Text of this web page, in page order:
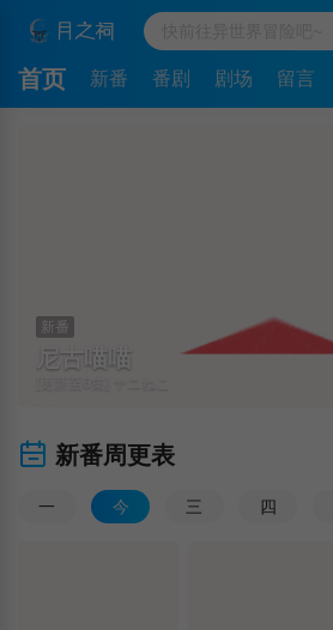
首页 新番 番剧 剧场 留言
新番
尼古喵喵
新番周更表
一 今 三 四